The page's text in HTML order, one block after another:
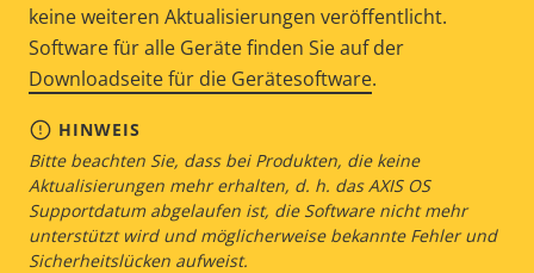
keine weiteren Aktualisierungen veröffentlicht.
Software für alle Geräte finden Sie auf der
Downloadseite für die Gerätesoftware.
HINWEIS
Bitte beachten Sie, dass bei Produkten, die keine
Aktualisierungen mehr erhalten, d. h. das AXIS OS
Supportdatum abgelaufen ist, die Software nicht mehr
unterstützt wird und möglicherweise bekannte Fehler und
Sicherheitslücken aufweist.